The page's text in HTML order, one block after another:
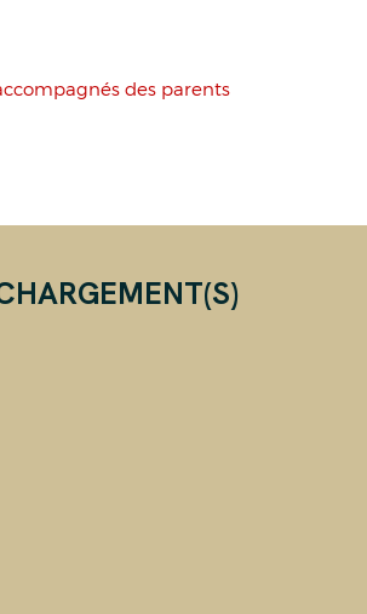
des parents